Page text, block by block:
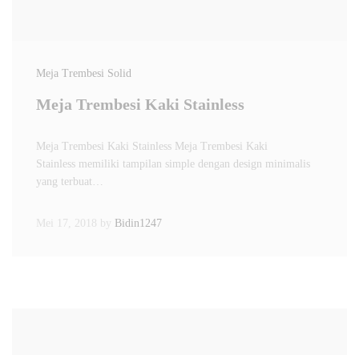
Meja Trembesi Solid
Meja Trembesi Kaki Stainless
Meja Trembesi Kaki Stainless Meja Trembesi Kaki
Stainless memiliki tampilan simple dengan design minimalis
yang terbuat…
Mei 17, 2018 by Bidin1247